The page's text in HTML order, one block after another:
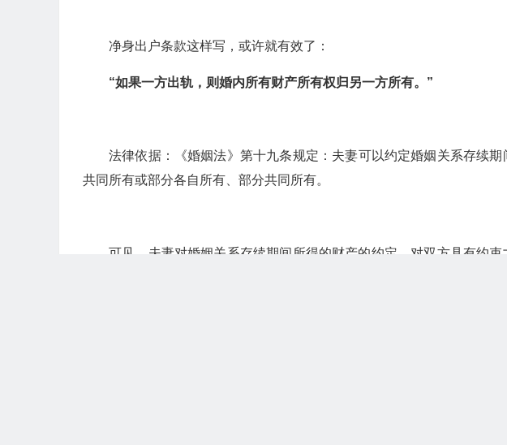
净身出户条款这样写，或许就有效了：
“如果一方出轨，则婚内所有财产所有权归另一方所有。 ”
法律依据：《婚姻法》第十九条规定：夫妻可以约定婚姻关系存续
共同所有或部分各自所有、部分共同所有。
可见，夫妻对婚姻关系存续期间所得的财产的约定，对双方具有约束